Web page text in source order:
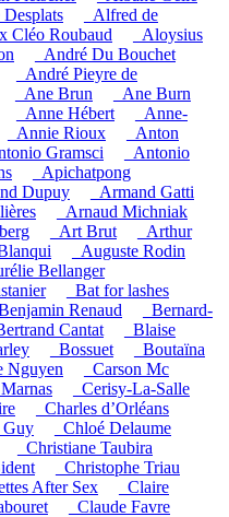
Desplats
_Alfred de
Cléo Roubaud
_Aloysius
_André Du Bouchet
_André Pieyre de
_Ane Brun
_Ane Burn
_Anne Hébert
_Anne-
_Annie Rioux
_Anton
Gramsci
_Antonio
_Apichatpong
Dupuy
_Armand Gatti
_Arnaud Michniak
_Art Brut
_Arthur
_Auguste Rodin
Bellanger
_Bat for lashes
Renaud
_Bernard-
Cantat
_Blaise
_Bossuet
_Boutaïna
Nguyen
_Carson Mc
Marnas
_Cerisy-La-Salle
_Charles d’Orléans
Guy
_Chloé Delaume
_Christiane Taubira
_Christophe Triau
After Sex
_Claire
_Claude Favre